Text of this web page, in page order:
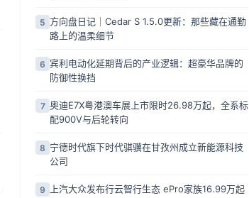
5 方向盘日记｜Cedar S 1.5.0更新：那些藏在通勤
路上的温柔细节
6 宾利电动化延期背后的产业逻辑：超豪华品牌的
防御性换挡
7 奥迪E7X粤港澳车展上市限时26.98万起，全系标
配900V与后轮转向
8 宁德时代旗下时代骐骥在甘孜州成立新能源科技
公司
9
上汽大众发布行云智行生态 ePro家族16.99万起